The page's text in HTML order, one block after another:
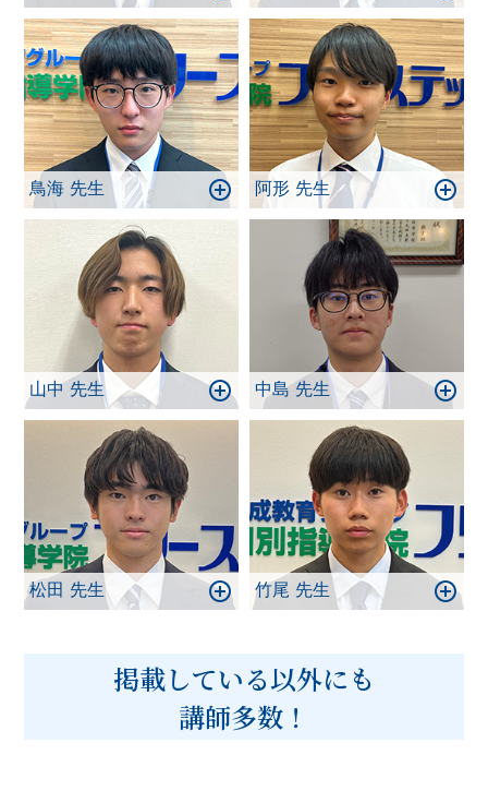
鳥海 先生 阿形 先生
山中 先生 中島 先生
松田 先生 竹尾 先生
掲載している以外にも
講師多数！